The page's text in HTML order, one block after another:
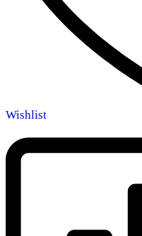
Wishlist